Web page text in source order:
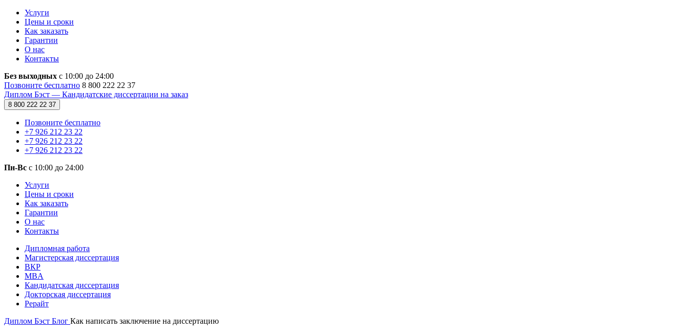
Услуги
Цены и сроки
Как заказать
Гарантии
О нас
Контакты
Без выходных с 10:00 до 24:00
Позвоните бесплатно 8 800 222 22 37
Диплом Бэст — Кандидатские диссертации на заказ
8 800 222 22 37
Позвоните бесплатно
+7 926 212 23 22
+7 926 212 23 22
+7 926 212 23 22
Пн-Вс с 10:00 до 24:00
Услуги
Цены и сроки
Как заказать
Гарантии
О нас
Контакты
Дипломная работа
Магистерская диссертация
ВКР
MBA
Кандидатская диссертация
Докторская диссертация
Рерайт
Диплом Бэст Блог Как написать заключение на диссертацию